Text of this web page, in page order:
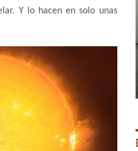
Y lo hacen en solo unas